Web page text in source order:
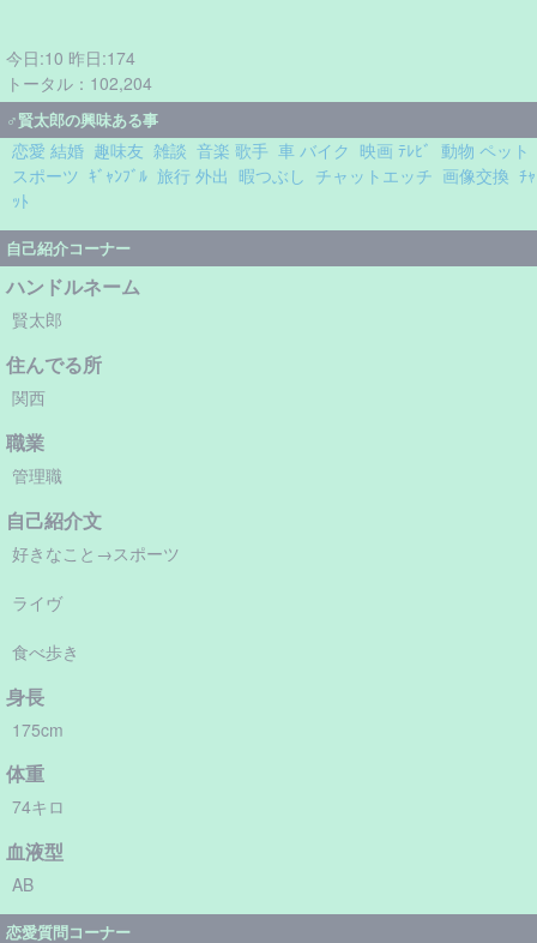
今日:10 昨日:174
トータル：102,204
♂賢太郎の興味ある事
恋愛 結婚 趣味友 雑談 音楽 歌手 車 バイク 映画 ﾃﾚﾋﾞ 動物 ペット
スポーツ ｷﾞｬﾝﾌﾞﾙ 旅行 外出 暇つぶし チャットエッチ 画像交換 ﾁｬ
ｯﾄ
自己紹介コーナー
ハンドルネーム
賢太郎
住んでる所
関西
職業
管理職
自己紹介文
好きなこと→スポーツ
ライヴ
食べ歩き
身長
175cm
体重
74キロ
血液型
AB
恋愛質問コーナー